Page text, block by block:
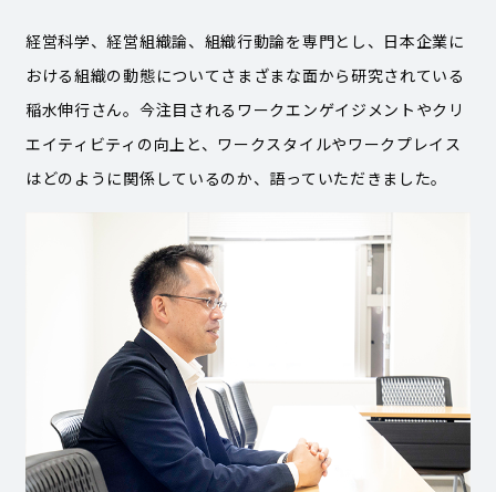
経営科学、経営組織論、組織行動論を専門とし、日本企業に
おける組織の動態についてさまざまな面から研究されている
稲水伸行さん。今注目されるワークエンゲイジメントやクリ
エイティビティの向上と、ワークスタイルやワークプレイス
はどのように関係しているのか、語っていただきました。